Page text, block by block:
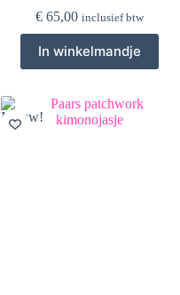
€ 65,00 inclusief btw
In winkelmandje
Nieuw!